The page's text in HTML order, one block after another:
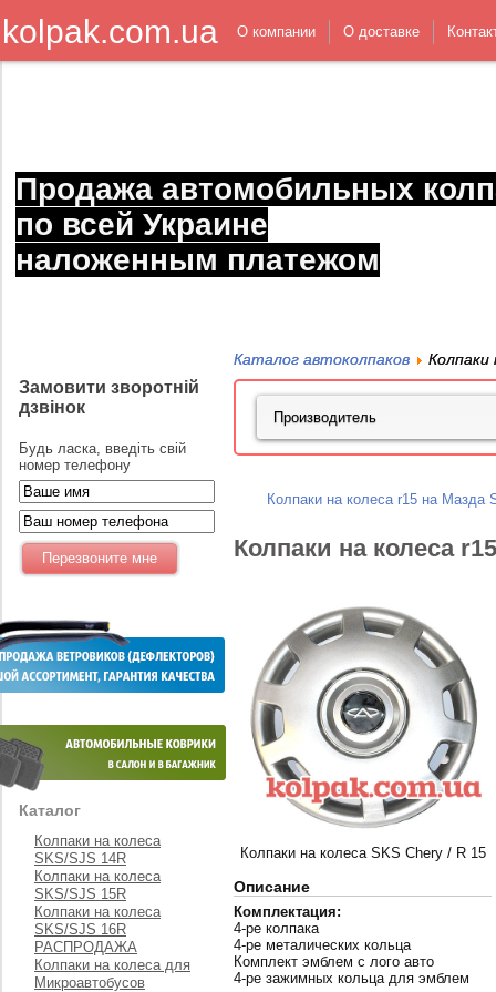
kolpak.com.ua О компании О доставке
Продажа автомобильных
по всей Украине
наложенным платежом
Замовити зворотній
дзвінок
Будь ласка, введіть свій
номер телефону
Каталог
Колпаки на колеса
SKS/SJS 14R
Колпаки на колеса
SKS/SJS 15R
Колпаки на колеса
SKS/SJS 16R
РАСПРОДАЖА
Колпаки на колеса для
Микроавтобусов
Каталог автоколпаков Колпаки
Колпаки на колеса r15 на Мазда
Колпаки на колеса
Колпаки на колеса SKS Chery / R 15
Описание
Комплектация:
4-ре колпака
4-ре металических кольца
Комплект эмблем с лого авто
4-ре зажимных кольца для эмблем